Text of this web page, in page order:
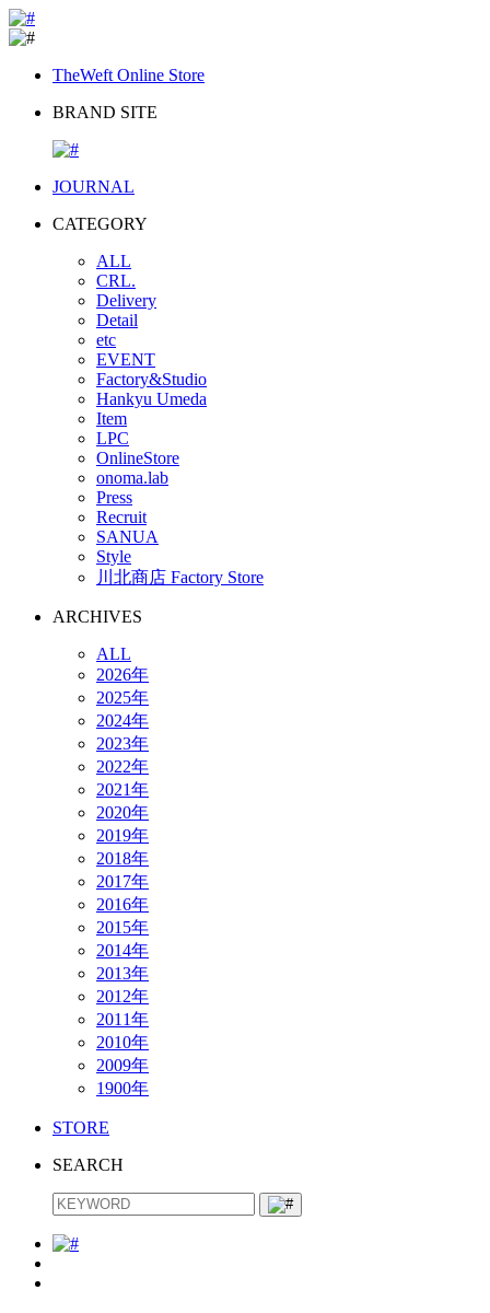
TheWeft Online Store
BRAND SITE
JOURNAL
CATEGORY
ALL
CRL.
Delivery
Detail
etc
EVENT
Factory&Studio
Hankyu Umeda
Item
LPC
OnlineStore
onoma.lab
Press
Recruit
SANUA
Style
川北商店 Factory Store
ARCHIVES
ALL
2026年
2025年
2024年
2023年
2022年
2021年
2020年
2019年
2018年
2017年
2016年
2015年
2014年
2013年
2012年
2011年
2010年
2009年
1900年
STORE
SEARCH